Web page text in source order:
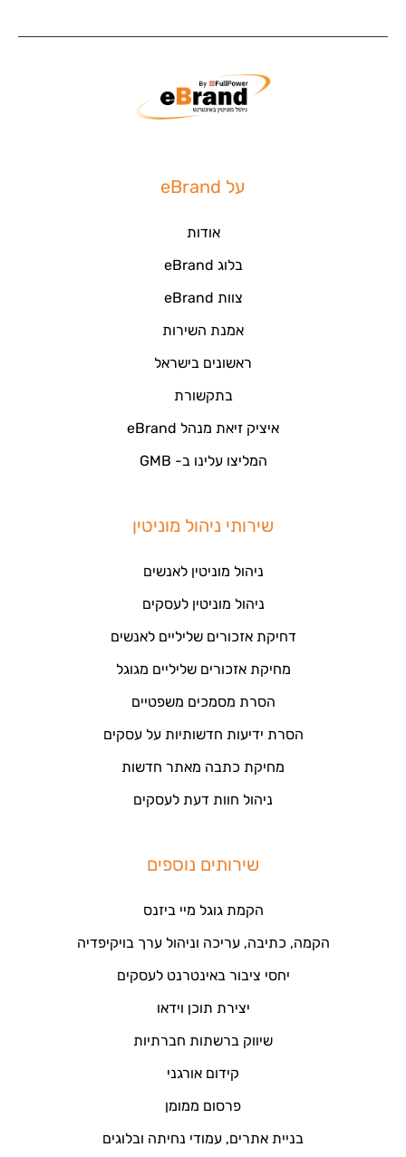
על eBrand
אודות
בלוג eBrand
צוות eBrand
אמנת השירות
ראשונים בישראל
בתקשורת
איציק זיאת מנהל eBrand
המליצו עלינו ב- GMB
שירותי ניהול מוניטין
ניהול מוניטין לאנשים
ניהול מוניטין לעסקים
דחיקת אזכורים שליליים לאנשים
מחיקת אזכורים שליליים מגוגל
הסרת מסמכים משפטיים
הסרת ידיעות חדשותיות על עסקים
מחיקת כתבה מאתר חדשות
ניהול חוות דעת לעסקים
שירותים נוספים
הקמת גוגל מיי ביזנס
הקמה, כתיבה, עריכה וניהול ערך בויקיפדיה
יחסי ציבור באינטרנט לעסקים
יצירת תוכן וידאו
שיווק ברשתות חברתיות
קידום אורגני
פרסום ממומן
בניית אתרים, עמודי נחיתה ובלוגים